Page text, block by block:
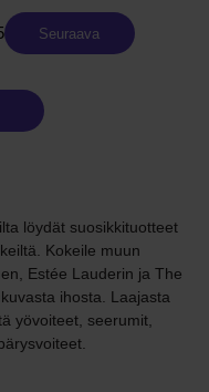
Seuraava
löydät suosikkituotteet
Kokeile muun
Estée Lauderin ja The
ihosta. Laajasta
yövoiteet, seerumit,